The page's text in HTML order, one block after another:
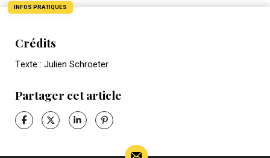
INFOS PRATIQUES
Crédits
Texte : Julien Schroeter
Partager cet article